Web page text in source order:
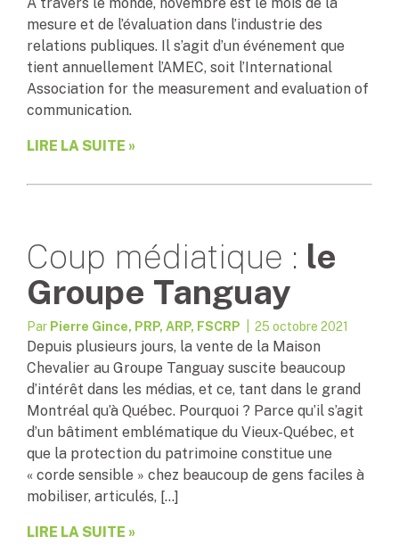
mesure et de l’évaluation dans l’industrie des
relations publiques. Il s’agit d’un événement que
tient annuellement l’AMEC, soit l’International
Association for the measurement and evaluation of
communication.
LIRE LA SUITE »
Coup médiatique : le
Groupe Tanguay
Par Pierre Gince, PRP, ARP, FSCRP | 25 octobre 2021
Depuis plusieurs jours, la vente de la Maison
Chevalier au Groupe Tanguay suscite beaucoup
d’intérêt dans les médias, et ce, tant dans le grand
Montréal qu’à Québec. Pourquoi ? Parce qu’il s’agit
d’un bâtiment emblématique du Vieux-Québec, et
que la protection du patrimoine constitue une
« corde sensible » chez beaucoup de gens faciles à
mobiliser, articulés, […]
LIRE LA SUITE »